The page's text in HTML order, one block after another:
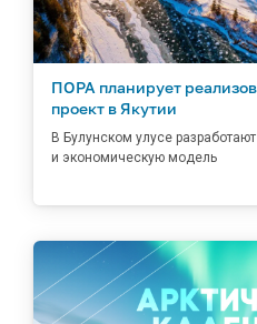
ПОРА планирует
проект в Якутии
В Булунском улусе
и экономическую модель